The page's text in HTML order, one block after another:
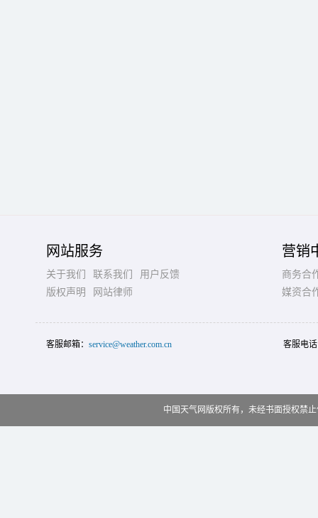
网站服务
关于我们 联系我们
用户反馈
版权声明
网站律师
营销
商务合
媒资合
客服邮箱： service@weather.com.cn 客服电
中国天气网版权所有，未经书面授权